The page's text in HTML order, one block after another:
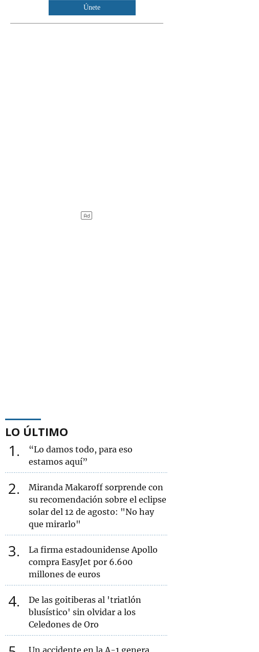
Únete
LO ÚLTIMO
1
“Lo damos todo, para eso
estamos aquí”
2
Miranda Makaroff sorprende con
su recomendación sobre el eclipse
solar del 12 de agosto: "No hay
que mirarlo"
3
La firma estadounidense Apollo
compra EasyJet por 6.600
millones de euros
4
De las goitiberas al 'triatlón
blusístico' sin olvidar a los
Celedones de Oro
Un accidente en la A-1 genera